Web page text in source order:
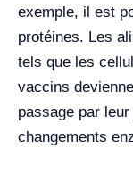
exemple, il est
protéines. Les
tels que les
vaccins
passage par
changements